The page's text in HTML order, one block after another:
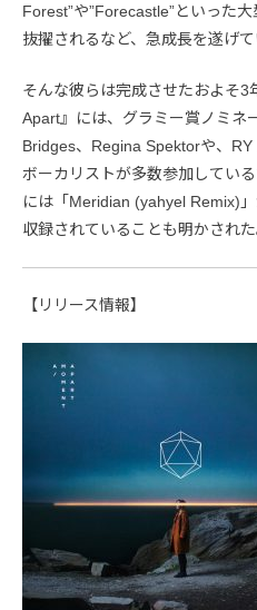
Forest”や”Forecastle”といった
抜擢されるなど、急成長を遂げて
そんな彼らは完成させたおよそ3
Apart』には、グラミー賞ノミネ
Bridges、Regina Spektorや、
ボーカリストが多数参加してい
には「Meridian (yahyel Remix)
収録されていることも明かされた
【リリース情報】